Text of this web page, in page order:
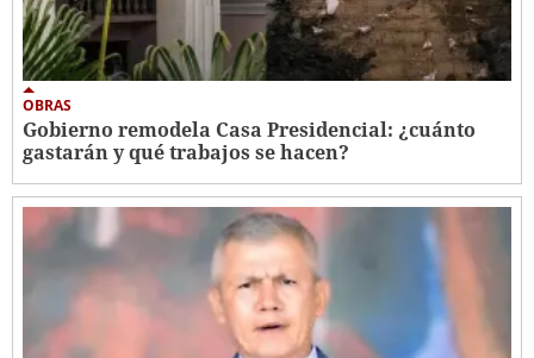
OBRAS
Gobierno remodela Casa Presidencial: ¿cuánto
gastarán y qué trabajos se hacen?